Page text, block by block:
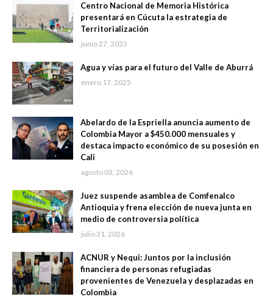
Centro Nacional de Memoria Histórica
presentará en Cúcuta la estrategia de
Territorialización
junio 27, 2023
Agua y vías para el futuro del Valle de Aburrá
enero 17, 2025
Abelardo de la Espriella anuncia aumento de
Colombia Mayor a $450.000 mensuales y
destaca impacto económico de su posesión en
Cali
agosto 03, 2026
Juez suspende asamblea de Comfenalco
Antioquia y frena elección de nueva junta en
medio de controversia política
julio 31, 2026
ACNUR y Nequi: Juntos por la inclusión
financiera de personas refugiadas
provenientes de Venezuela y desplazadas en
Colombia